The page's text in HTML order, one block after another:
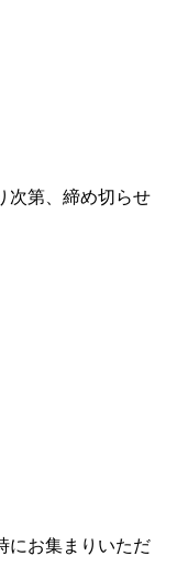
次第、締め切らせ
にお集まりいただ